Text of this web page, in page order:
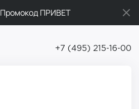
Промокод ПРИВЕТ
+7 (495) 215-16-00